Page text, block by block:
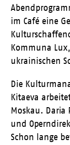
im Café eine
Kommuna
ukrainischen
Die
Kitaeva
Moskau. Daria
und
Schon lange